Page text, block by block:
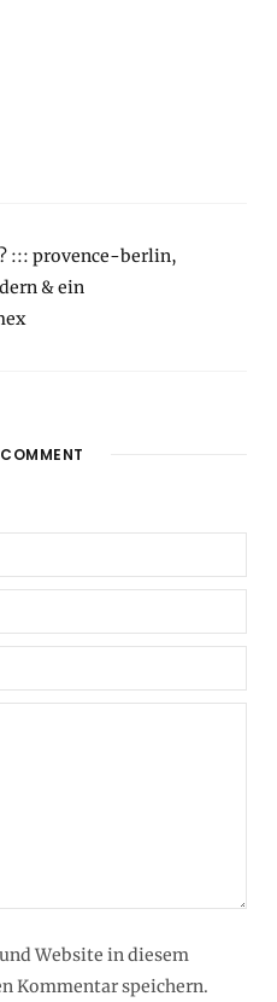
::: provence-berlin,
& ein
Website in diesem
Kommentar speichern.